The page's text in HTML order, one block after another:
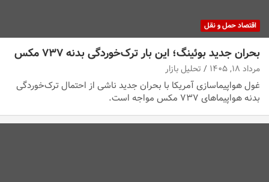
اقتصاد حمل و نقل
بحران جدید بوئینگ؛ این بار ترک‌خوردگی بدنه ۷۳۷ مکس
مرداد ۱۸, ۱۴۰۵ تحلیل بازار
غول هواپیماسازی آمریکا با بحران جدید ناشی از احتمال ترک‌خوردگی
بدنه هواپیماهای ۷۳۷ مکس مواجه است.